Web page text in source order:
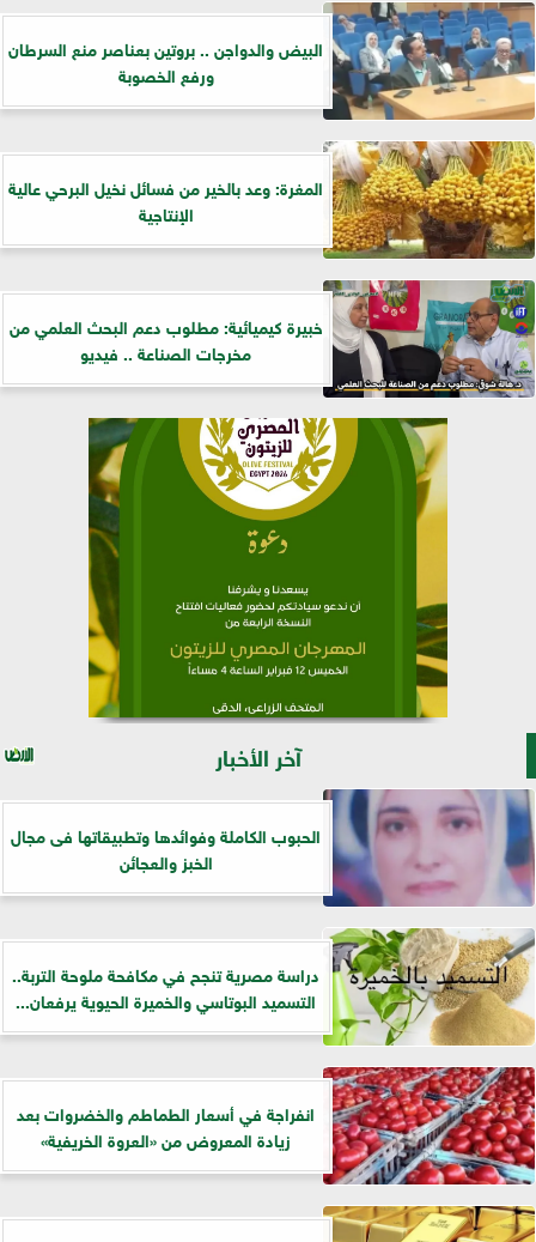
البيض والدواجن .. بروتين بعناصر منع السرطان
ورفع الخصوبة
المغرة: وعد بالخير من فسائل نخيل البرحي عالية
الإنتاجية
خبيرة كيميائية: مطلوب دعم البحث العلمي من
مخرجات الصناعة .. فيديو
آخر الأخبار
الحبوب الكاملة وفوائدها وتطبيقاتها فى مجال
الخبز والعجائن
دراسة مصرية تنجح في مكافحة ملوحة التربة..
التسميد البوتاسي والخميرة الحيوية يرفعان...
انفراجة في أسعار الطماطم والخضروات بعد
زيادة المعروض من «العروة الخريفية»